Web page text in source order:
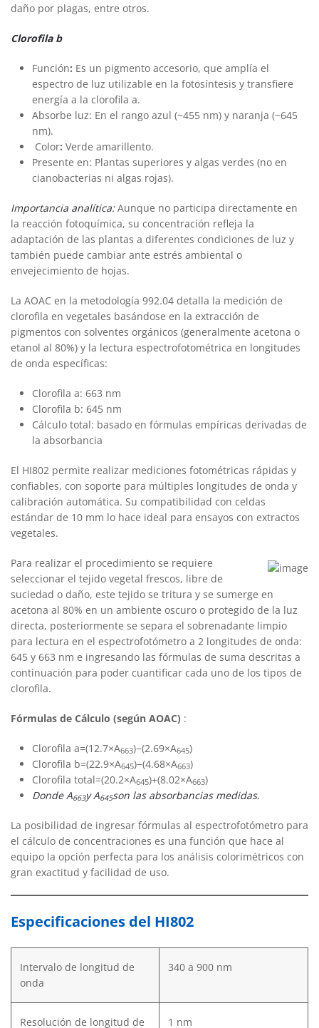
daño por plagas, entre otros.
Clorofila b
Función: Es un pigmento accesorio, que amplía el
espectro de luz utilizable en la fotosíntesis y transfiere
energía a la clorofila a.
Absorbe luz: En el rango azul (~455 nm) y naranja (~645
nm).
Color: Verde amarillento.
Presente en: Plantas superiores y algas verdes (no en
cianobacterias ni algas rojas).
Importancia analítica:Aunque no participa directamente en
la reacción fotoquímica, su concentración refleja la
adaptación de las plantas a diferentes condiciones de luz y
también puede cambiar ante estrés ambiental o
envejecimiento de hojas.
La AOAC en la metodología 992.04 detalla la medición de
clorofila en vegetales basándose en la extracción de
pigmentos con solventes orgánicos (generalmente acetona o
etanol al 80%) y la lectura espectrofotométrica en longitudes
de onda específicas:
Clorofila a: 663 nm
Clorofila b: 645 nm
Cálculo total: basado en fórmulas empíricas derivadas de
la absorbancia
El HI802 permite realizar mediciones fotométricas rápidas y
confiables, con soporte para múltiples longitudes de onda y
calibración automática. Su compatibilidad con celdas
estándar de 10 mm lo hace ideal para ensayos con extractos
vegetales.
Para realizar el procedimiento se requiere
seleccionar el tejido vegetal frescos, libre de
suciedad o daño, este tejido se tritura y se sumerge en
acetona al 80% en un ambiente oscuro o protegido de la luz
directa, posteriormente se separa el sobrenadante limpio
para lectura en el espectrofotómetro a 2 longitudes de onda:
645 y 663 nm e ingresando las fórmulas de suma descritas a
continuación para poder cuantificar cada uno de los tipos de
clorofila.
Fórmulas de Cálculo (según AOAC) :
Clorofila a=(12.7×A663)−(2.69×A645)
Clorofila b=(22.9×A645)−(4.68×A663)
Clorofila total=(20.2×A645)+(8.02×A663)
Donde A663y A645​son las absorbancias medidas.
La posibilidad de ingresar fórmulas al espectrofotómetro para
el cálculo de concentraciones es una función que hace al
equipo la opción perfecta para los análisis colorimétricos con
gran exactitud y facilidad de uso.
Especificaciones del HI802
Intervalo de longitud de
onda
340 a 900 nm
Resolución de longitud de 1 nm